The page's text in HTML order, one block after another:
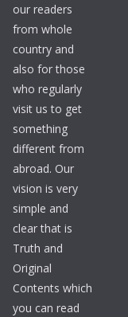
our readers
from whole
country and
also for those
who regularly
visit us to get
something
different from
abroad. Our
vision is very
simple and
clear that is
Truth and
Original
Contents which
you can read